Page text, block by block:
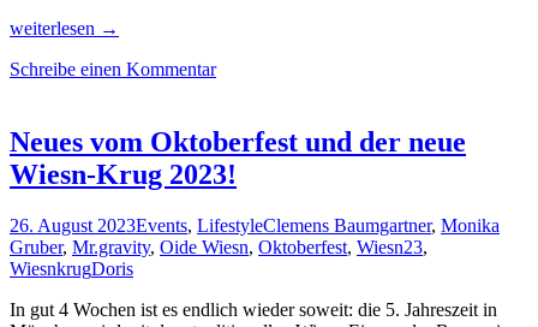
Oktoberfest
und
im
Käfer-
Stammhaus!
weiterlesen →
Schreibe einen Kommentar
Neues vom Oktoberfest und der neue
Wiesn-Krug 2023!
26. August 2023Events, LifestyleClemens Baumgartner, Monika
Gruber, Mr.gravity, Oide Wiesn, Oktoberfest, Wiesn23,
WiesnkrugDoris
In gut 4 Wochen ist es endlich wieder soweit: die 5. Jahreszeit in